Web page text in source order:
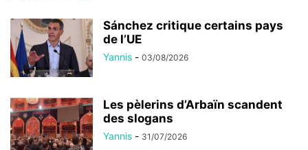
Sánchez critique certains pays
de l’UE
Yannis - 03/08/2026
Les pèlerins d’Arbaïn scandent
des slogans
Yannis - 31/07/2026